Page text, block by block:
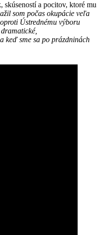
a pocitov, ktoré mu
som počas okupácie veľa
Ústrednému výboru
é,
keď sme sa po prázdninách